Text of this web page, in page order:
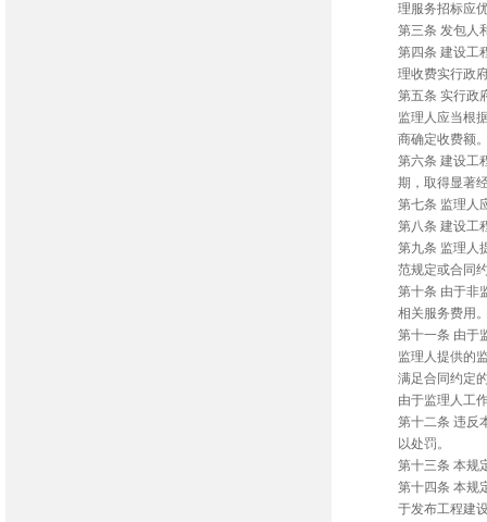
理服务招标应
第三条 发包人
第四条 建设工
理收费实行政
第五条 实行政
监理人应当根
商确定收费额
第六条 建设工
期，取得显著
第七条 监理人
第八条 建设工
第九条 监理人
范规定或合同
第十条 由于非
相关服务费用
第十一条 由于
监理人提供的
满足合同约定
由于监理人工
第十二条 违反
以处罚。
第十三条 本规
第十四条 本规
于发布工程建